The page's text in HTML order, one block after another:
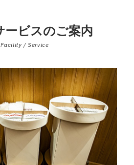
ービスのご案内
Facility / Service